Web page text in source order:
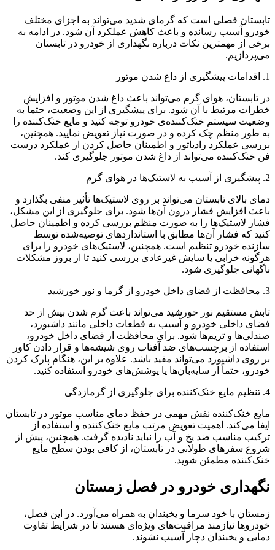
تابستان فصلی است که گرمای شدید می‌تواند به اجزای مختلف
خودرو آسیب رسانده و باعث کاهش عملکرد آن شود. در ادامه به
برخی از مهمترین نکات درباره نگهداری از خودرو در تابستان
می‌پردازیم.
1. اقدامات پیشگیری از داغ شدن موتور
در تابستان، هوای گرم می‌تواند باعث داغ شدن موتور و افزایش
خطرات مرتبط با آن شود. برای پیشگیری از این وضعیت، حتماً به
وضعیت سیستم خنک‌کننده‌ی خودرو توجه کنید و مایع خنک‌کننده را
به طور منظم چک کرده و در صورت نیاز تعویض نمایید. همچنین،
بررسی عملکرد رادیاتور و اطمینان حاصل کردن از عملکرد درست
فن خنک‌کننده می‌تواند از داغ شدن موتور جلوگیری کند.
2. پیشگیری از آسیب به لاستیک‌ها در هوای گرم
دمای بالای تابستان می‌تواند بر روی لاستیک‌ها تأثیر منفی بگذارد و
باعث افزایش فشار درون آن‌ها شود. برای جلوگیری از این مشکل،
فشار لاستیک‌ها را به صورت منظم بررسی کرده و اطمینان حاصل
کنید که فشار آن‌ها مطابق با استانداردهای توصیه‌شده توسط
سازنده خودرو تنظیم است. همچنین، لاستیک‌های خودرو را برای
هرگونه خرابی یا سایش غیرعادی بررسی کنید تا از بروز مشکلات
ناگهانی جلوگیری شود.
3. محافظت از فضای داخل خودرو از گرما و نور خورشید
تابش مستقیم نور خورشید می‌تواند باعث گرم شدن بیش از حد
فضای داخلی خودرو و آسیب به قطعات داخلی مانند داشبورد،
صندلی‌ها و تریم‌ها شود. برای محافظت از فضای داخل خودرو،
استفاده از برچسب‌های ضد آفتاب روی شیشه‌ها و قرار دادن کاور
بر روی داشبورد می‌تواند مفید باشد. علاوه بر این، هنگام پارک کردن
خودرو، حتماً از سایه‌بان‌ها یا پوشش‌های خودرو استفاده کنید.
4. تنظیم مایع خنک‌کننده برای جلوگیری از گرمازدگی
مایع خنک‌کننده نقش مهمی در حفظ دمای مناسب موتور در تابستان
ایفا می‌کند. اهمیت تعویض مرتب مایع خنک‌کننده و استفاده از
ترکیب مناسب ضد یخ و آب را نباید نادیده گرفت. همچنین، پیش از
شروع سفرهای طولانی در تابستان، از کافی بودن سطح مایع
خنک‌کننده مطمئن شوید.
نگهداری خودرو در فصل زمستان
زمستان با خود سرما و یخبندان به همراه می‌آورد. در این فصل،
خودروها نیازمند مراقبت‌های ویژه‌ای هستند تا در شرایط تفاوت
دمایی و یخبندان دچار آسیب نشوند.